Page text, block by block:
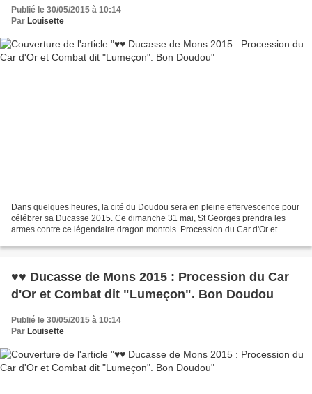
Publié le 30/05/2015 à 10:14
Par Louisette
Dans quelques heures, la cité du Doudou sera en pleine effervescence pour
célébrer sa Ducasse 2015. Ce dimanche 31 mai, St Georges prendra les
armes contre ce légendaire dragon montois. Procession du Car d'Or et
♥♥ Ducasse de Mons 2015 : Procession du Car
d'Or et Combat dit "Lumeçon". Bon Doudou
Publié le 30/05/2015 à 10:14
Par Louisette